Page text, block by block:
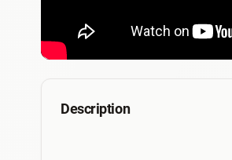
Description